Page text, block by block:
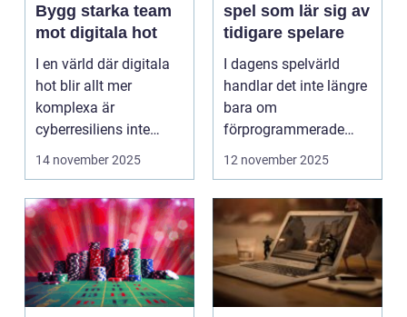
Bygg starka team
mot digitala hot
I en värld där digitala
hot blir allt mer
komplexa är
cyberresiliens inte
längre...
14 november 2025
spel som lär sig av
tidigare spelare
I dagens spelvärld
handlar det inte längre
bara om
förprogrammerade
banor och fasta m...
12 november 2025